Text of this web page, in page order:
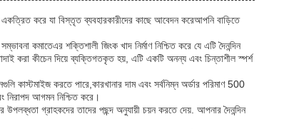
করে যা বিস্তৃত ব্যবহারকারীদের কাছে আবেদন করেআপনি বাড়িতে
কমাতেএর শক্তিশালী জিংক খাদ নির্মাণ নিশ্চিত করে যে এটি দৈনন্দিন
করা কীচেন দিয়ে ব্যক্তিগতকৃত হয়, এটি একটি অনন্য এবং চিন্তাশীল স্পর্শ
কাস্টমাইজ করতে পারে,কারখানার দাম এবং সর্বনিম্ন অর্ডার পরিমাণ 500
নিরাপদ আগমন নিশ্চিত করে।
গ্রাহকদের তাদের পছন্দ অনুযায়ী চয়ন করতে দেয়. আপনার দৈনন্দিন